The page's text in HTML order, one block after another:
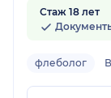
Стаж 18 лет
флеболог